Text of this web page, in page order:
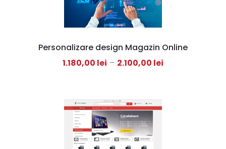
Personalizare design Magazin Online
1.180,00 lei – 2.100,00 lei